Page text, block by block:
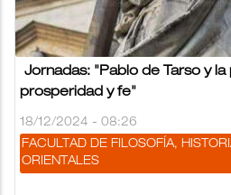
Jornadas: "Pablo de Tarso y
prosperidad y fe"
18/12/2024 - 08:26
FACULTAD DE FILOSOFÍA,
ORIENTALES